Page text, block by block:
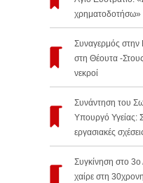
χρηματοδοτήσω»
Συναγερμός
στη Θέουτα -
νεκροί
Συνάντηση του
Υπουργό Υγείας:
εργασιακές
Συγκίνηση στο 3ο
χαίρε στη